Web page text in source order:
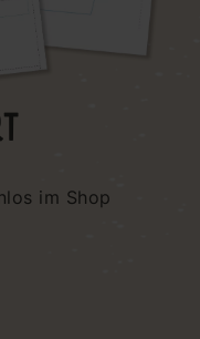
im Shop